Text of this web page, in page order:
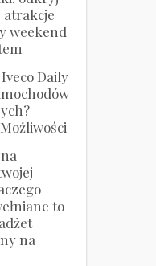
atrakcje
weekend
Daily
to
na